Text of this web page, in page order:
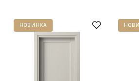
НОВИНКА